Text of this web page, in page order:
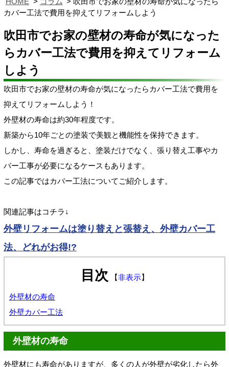
カバー工法で費用を抑えてリフォームしよう
吹田市でお家の壁材の寿命が気になった
らカバー工法で費用を抑えてリフォーム
しよう
吹田市でお家の壁材の寿命が気になったらカバー工法で費用を
抑えてリフォームしよう！
外壁材の寿命は約30年程度です。
新築から10年ごとの塗装で美観と機能性を保持できます。
しかし、寿命を過ぎると、塗装だけでなく、張り替え工事やカ
バー工事が必要になるケースもあります。
この記事ではカバー工法についてご紹介します。
関連記事はコチラ↓
外壁リフォームは塗り替えと張替え、外壁カバー工
法、どれがお得!?
目次 【非表示】
外壁材の寿命
外壁カバー工法
外壁材の寿命
外壁材にも寿命がありますが、多くの人が外壁が劣化したら外